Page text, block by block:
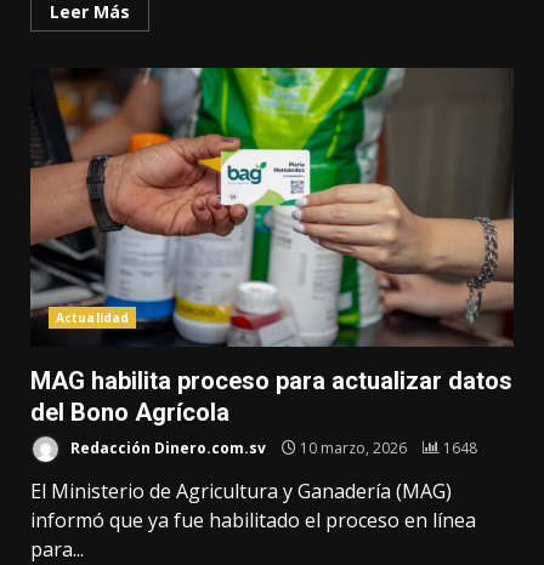
Leer Más
Actualidad
MAG habilita proceso para actualizar datos
del Bono Agrícola
Redacción Dinero.com.sv 10 marzo, 2026 1648
El Ministerio de Agricultura y Ganadería (MAG)
informó que ya fue habilitado el proceso en línea
para...